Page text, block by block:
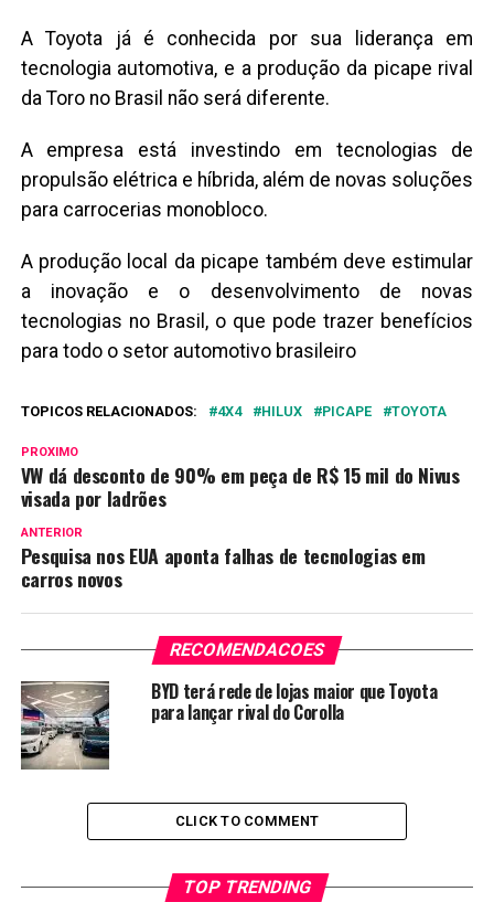
A Toyota já é conhecida por sua liderança em
tecnologia automotiva, e a produção da picape rival
da Toro no Brasil não será diferente.
A empresa está investindo em tecnologias de
propulsão elétrica e híbrida, além de novas soluções
para carrocerias monobloco.
A produção local da picape também deve estimular
a inovação e o desenvolvimento de novas
tecnologias no Brasil, o que pode trazer benefícios
para todo o setor automotivo brasileiro
TOPICOS RELACIONADOS: 4X4 HILUX PICAPE TOYOTA
PROXIMO
VW dá desconto de 90% em peça de R$ 15 mil do Nivus
visada por ladrões
ANTERIOR
Pesquisa nos EUA aponta falhas de tecnologias em
carros novos
RECOMENDACOES
BYD terá rede de lojas maior que Toyota
para lançar rival do Corolla
CLICK TO COMMENT
TOP TRENDING